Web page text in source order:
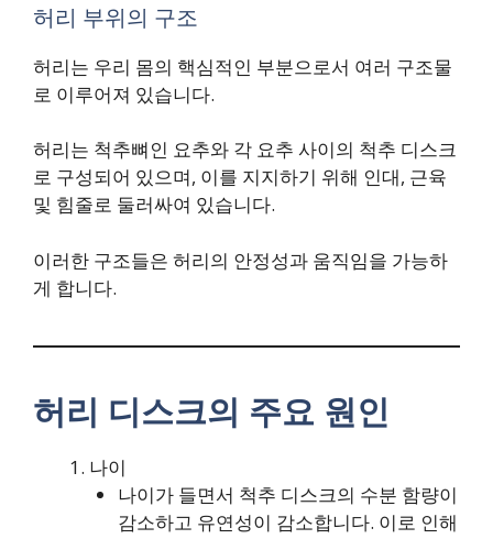
허리 부위의 구조
허리는 우리 몸의 핵심적인 부분으로서 여러 구조물
로 이루어져 있습니다.
허리는 척추뼈인 요추와 각 요추 사이의 척추 디스크
로 구성되어 있으며, 이를 지지하기 위해 인대, 근육
및 힘줄로 둘러싸여 있습니다.
이러한 구조들은 허리의 안정성과 움직임을 가능하
게 합니다.
허리 디스크의 주요 원인
나이
나이가 들면서 척추 디스크의 수분 함량이
감소하고 유연성이 감소합니다. 이로 인해